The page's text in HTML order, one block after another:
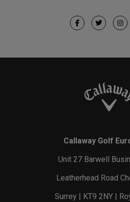
Callaway Golf
Unit 27 Barwell
Leatherhead Road
Surrey | KT9 2NY |